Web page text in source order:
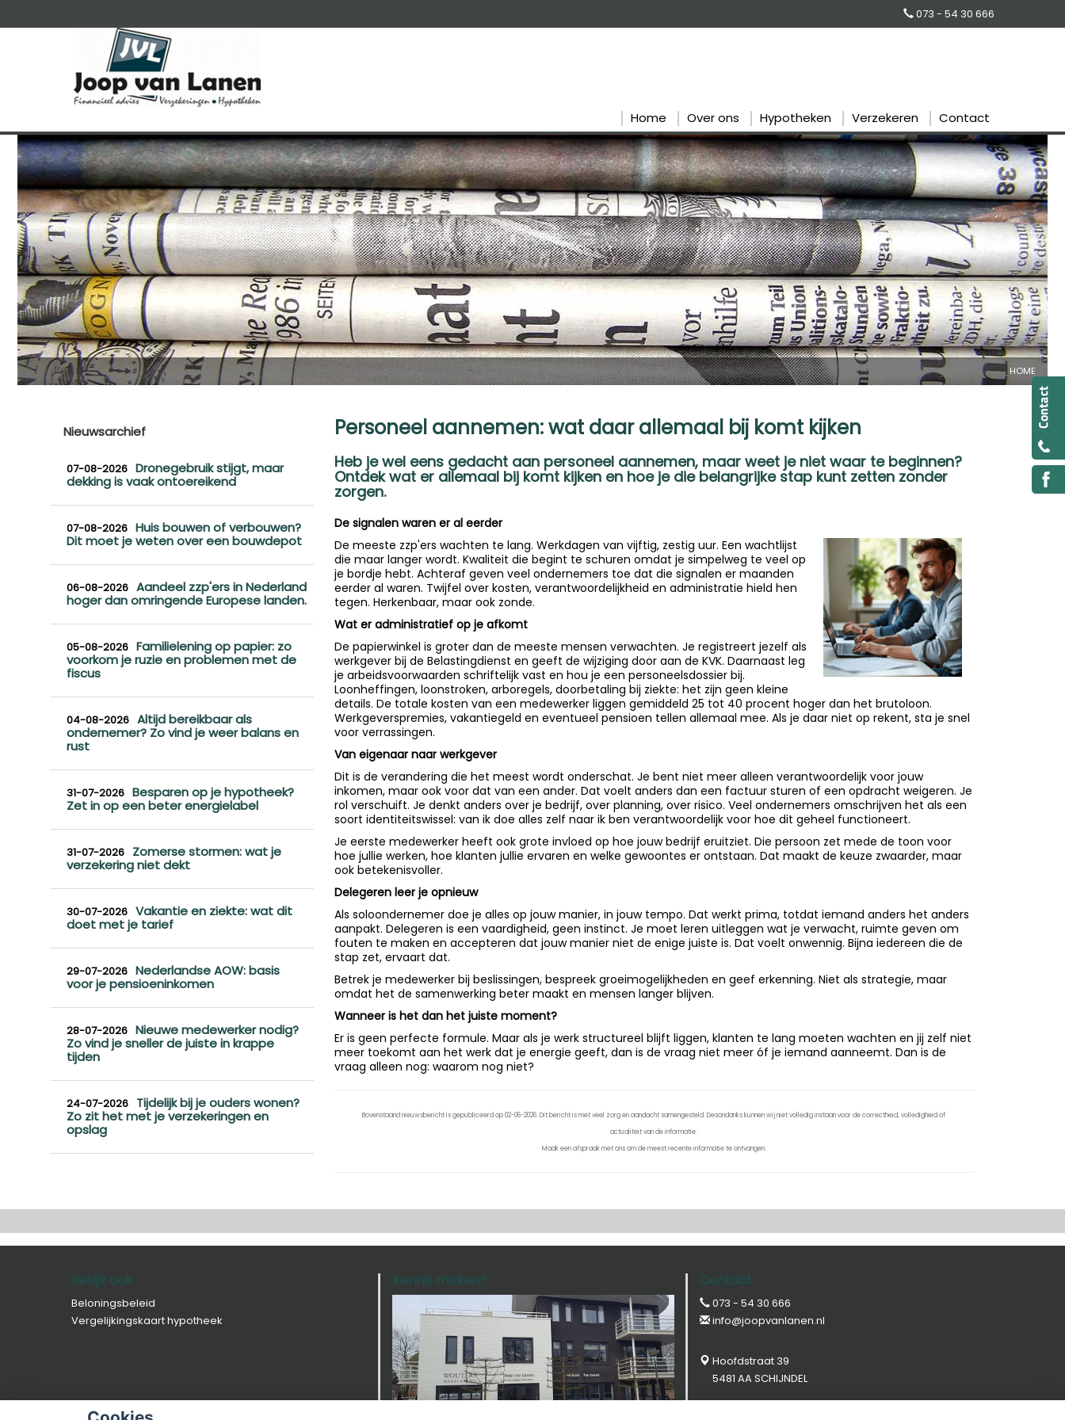
073 - 54 30 666
Home Over ons Hypotheken Verzekeren Contact
HOME
Nieuwsarchief
07-08-2026 Dronegebruik stijgt, maar
dekking is vaak ontoereikend
07-08-2026 Huis bouwen of verbouwen?
Dit moet je weten over een bouwdepot
06-08-2026 Aandeel zzp'ers in Nederland
hoger dan omringende Europese landen.
05-08-2026 Familielening op papier: zo
voorkom je ruzie en problemen met de
fiscus
04-08-2026 Altijd bereikbaar als
ondernemer? Zo vind je weer balans en
rust
31-07-2026 Besparen op je hypotheek?
Zet in op een beter energielabel
31-07-2026
Zomerse stormen: wat je
verzekering niet dekt
30-07-2026 Vakantie en ziekte: wat dit
doet met je tarief
29-07-2026 Nederlandse AOW: basis
voor je pensioeninkomen
28-07-2026 Nieuwe medewerker nodig?
Zo vind je sneller de juiste in krappe
tijden
24-07-2026
Tijdelijk bij je ouders wonen?
Zo zit het met je verzekeringen en
opslag
Personeel aannemen: wat daar allemaal bij komt kijken
Heb je wel eens gedacht aan personeel aannemen, maar weet je niet waar te beginnen?
Ontdek wat er allemaal bij komt kijken en hoe je die belangrijke stap kunt zetten zonder
zorgen.
De signalen waren er al eerder
De meeste zzp'ers wachten te lang. Werkdagen van vijftig, zestig uur. Een wachtlijst
die maar langer wordt. Kwaliteit die begint te schuren omdat je simpelweg te veel op
je bordje hebt. Achteraf geven veel ondernemers toe dat die signalen er maanden
eerder al waren. Twijfel over kosten, verantwoordelijkheid en administratie hield hen
tegen. Herkenbaar, maar ook zonde.
Wat er administratief op je afkomt
De papierwinkel is groter dan de meeste mensen verwachten. Je registreert jezelf als
werkgever bij de Belastingdienst en geeft de wijziging door aan de KVK. Daarnaast leg
je arbeidsvoorwaarden schriftelijk vast en hou je een personeelsdossier bij.
Loonheffingen, loonstroken, arboregels, doorbetaling bij ziekte: het zijn geen kleine
details. De totale kosten van een medewerker liggen gemiddeld 25 tot 40 procent hoger dan het brutoloon.
Werkgeverspremies, vakantiegeld en eventueel pensioen tellen allemaal mee. Als je daar niet op rekent, sta je snel
voor verrassingen.
Van eigenaar naar werkgever
Dit is de verandering die het meest wordt onderschat. Je bent niet meer alleen verantwoordelijk voor jouw
inkomen, maar ook voor dat van een ander. Dat voelt anders dan een factuur sturen of een opdracht weigeren. Je
rol verschuift. Je denkt anders over je bedrijf, over planning, over risico. Veel ondernemers omschrijven het als een
soort identiteitswissel: van ik doe alles zelf naar ik ben verantwoordelijk voor hoe dit geheel functioneert.
Je eerste medewerker heeft ook grote invloed op hoe jouw bedrijf eruitziet. Die persoon zet mede de toon voor
hoe jullie werken, hoe klanten jullie ervaren en welke gewoontes er ontstaan. Dat maakt de keuze zwaarder, maar
ook betekenisvoller.
Delegeren leer je opnieuw
Als soloondernemer doe je alles op jouw manier, in jouw tempo. Dat werkt prima, totdat iemand anders het anders
aanpakt. Delegeren is een vaardigheid, geen instinct. Je moet leren uitleggen wat je verwacht, ruimte geven om
fouten te maken en accepteren dat jouw manier niet de enige juiste is. Dat voelt onwennig. Bijna iedereen die de
stap zet, ervaart dat.
Betrek je medewerker bij beslissingen, bespreek groeimogelijkheden en geef erkenning. Niet als strategie, maar
omdat het de samenwerking beter maakt en mensen langer blijven.
Wanneer is het dan het juiste moment?
Er is geen perfecte formule. Maar als je werk structureel blijft liggen, klanten te lang moeten wachten en jij zelf niet
meer toekomt aan het werk dat je energie geeft, dan is de vraag niet meer óf je iemand aanneemt. Dan is de
vraag alleen nog: waarom nog niet?
Bovenstaand nieuwsbericht is gepubliceerd op 02-06-2026. Dit bericht is met veel zorg en aandacht samengesteld. Desondanks kunnen wij niet volledig instaan voor de correctheid, volledigheid of
actualiteit van de informatie.
Maak een afspraak met ons om de meest recente informatie te ontvangen.
Bekijk ook
Beloningsbeleid
Vergelijkingskaart hypotheek
Kennis maken? Contact
073 - 54 30 666
info@joopvanlanen.nl
Hoofdstraat 39
5481 AA SCHIJNDEL